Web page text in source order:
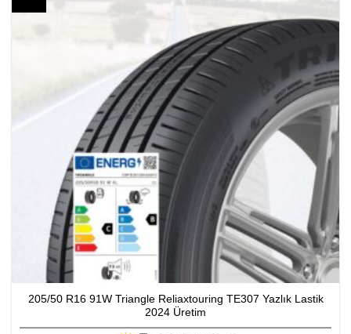
205/50 R16 91W Triangle Reliaxtouring TE307 Yazlık Lastik
2024 Üretim